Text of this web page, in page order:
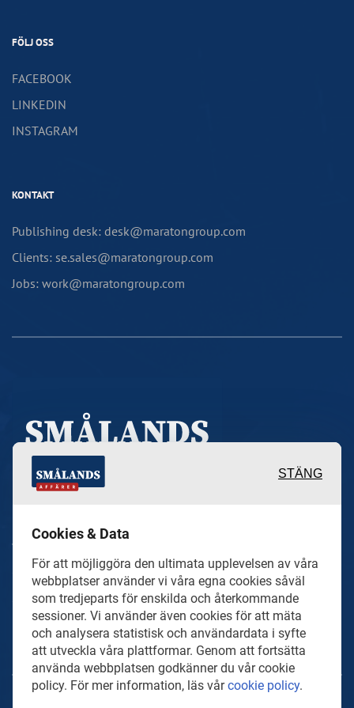
FÖLJ OSS
FACEBOOK
LINKEDIN
INSTAGRAM
KONTAKT
Publishing desk: desk@maratongroup.com
Clients: se.sales@maratongroup.com
Jobs: work@maratongroup.com
värdefulla berättelser och
reportage från och om det lokala
näringslivet och dess aktörer samt
en hel del annan läsvärt innehåll.
STÄNG
Cookies & Data
För att möjliggöra den ultimata upplevelsen av våra
webbplatser använder vi våra egna cookies såväl
som tredjeparts för enskilda och återkommande
sessioner. Vi använder även cookies för att mäta
och analysera statistisk och användardata i syfte
att utveckla våra plattformar. Genom att fortsätta
använda webbplatsen godkänner du vår cookie
policy. För mer information, läs vårcookie policy.